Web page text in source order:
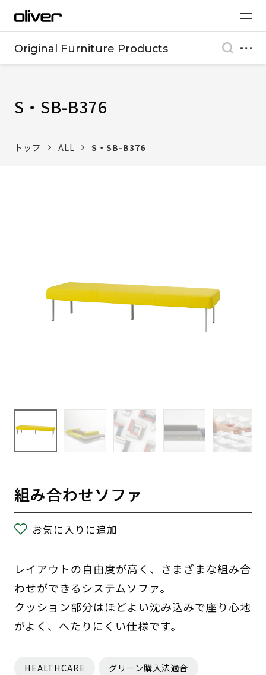
Original Furniture Products
S・SB-B376
トップ ALL S・SB-B376
組み合わせソファ
お気に入りに追加
レイアウトの自由度が高く、さまざまな組み合
わせができるシステムソファ。
クッション部分はほどよい沈み込みで座り心地
がよく、へたりにくい仕様です。
HEALTHCARE グリーン購入法適合